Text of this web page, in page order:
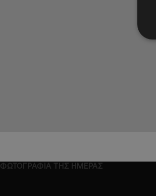
ΦΩΤΟΓΡΑΦΙΑ ΤΗΣ ΗΜΕΡΑΣ